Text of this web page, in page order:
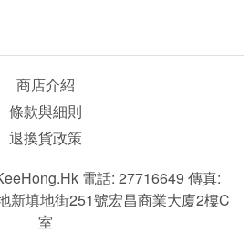
商店介紹
條款與細則
退換貨政策
電話: 27716649 傳真:
新填地街251號宏昌商業大廈2樓C
室